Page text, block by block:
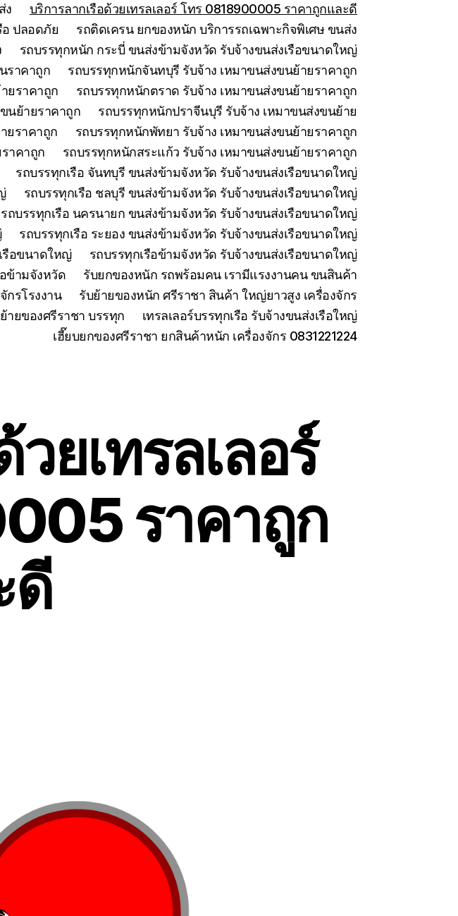
ง
บริการลากเรือด้วยเทรลเลอร์ โทร 0818900005 ราคาถูกและดี
อ ปลอดภัย
รถติดเครน ยกของหนัก บริการรถเฉพาะกิจพิเศษ ขนส่ง
รถบรรทุกหนัก กระบี่ ขนส่งข้ามจังหวัด รับจ้างขนส่งเรือขนาดใหญ่
ราคาถูก
รถบรรทุกหนักจันทบุรี รับจ้าง เหมาขนส่งขนย้ายราคาถูก
ยราคาถูก
รถบรรทุกหนักตราด รับจ้าง เหมาขนส่งขนย้ายราคาถูก
นย้ายราคาถูก
รถบรรทุกหนักปราจีนบุรี รับจ้าง เหมาขนส่งขนย้าย
ยราคาถูก
รถบรรทุกหนักพัทยา รับจ้าง เหมาขนส่งขนย้ายราคาถูก
าคาถูก
รถบรรทุกหนักสระแก้ว รับจ้าง เหมาขนส่งขนย้ายราคาถูก
รถบรรทุกเรือ จันทบุรี ขนส่งข้ามจังหวัด รับจ้างขนส่งเรือขนาดใหญ่
รถบรรทุกเรือ ชลบุรี ขนส่งข้ามจังหวัด รับจ้างขนส่งเรือขนาดใหญ่
รถบรรทุกเรือ นครนายก ขนส่งข้ามจังหวัด รับจ้างขนส่งเรือขนาดใหญ่
รถบรรทุกเรือ ระยอง ขนส่งข้ามจังหวัด รับจ้างขนส่งเรือขนาดใหญ่
รือขนาดใหญ่
รถบรรทุกเรือข้ามจังหวัด รับจ้างขนส่งเรือขนาดใหญ่
ข้ามจังหวัด
รับยกของหนัก รถพร้อมคน เรามีแรงงานคน ขนสินค้า
กรโรงงาน
รับย้ายของหนัก ศรีราชา สินค้า ใหญ่ยาวสูง เครื่องจักร
ายของศรีราชา บรรทุก
เทรลเลอร์บรรทุกเรือ รับจ้างขนส่งเรือใหญ่
เฮี๊ยบยกของศรีราชา ยกสินค้าหนัก เครื่องจักร 0831221224
ยเทรลเลอร์
ราคาถูก
ดี